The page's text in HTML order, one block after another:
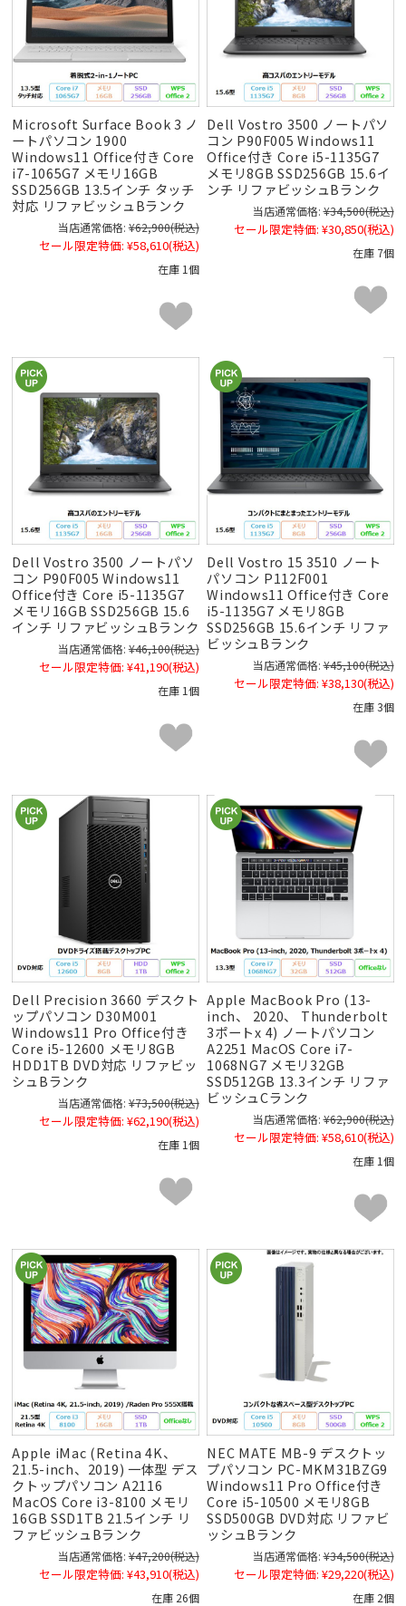
Microsoft Surface Book 3 ノ
ートパソコン 1900
Windows11 Office付き Core
i7-1065G7 メモリ16GB
SSD256GB 13.5インチ タッチ
対応 リファビッシュBランク
当店通常価格: ¥62,900(税込)
セール限定特価: ¥58,610(税込)
在庫 1個
Dell Vostro 3500 ノートパソ
コン P90F005 Windows11
Office付き Core i5-1135G7
メモリ8GB SSD256GB 15.6イ
ンチ リファビッシュBランク
当店通常価格: ¥34,500(税込)
セール限定特価: ¥30,850(税込)
在庫 7個
Dell Vostro 3500 ノートパソ
コン P90F005 Windows11
Office付き Core i5-1135G7
メモリ16GB SSD256GB 15.6
インチ リファビッシュBランク
当店通常価格: ¥46,100(税込)
セール限定特価: ¥41,190(税込)
在庫 1個
Dell Vostro 15 3510 ノート
パソコン P112F001
Windows11 Office付き Core
i5-1135G7 メモリ8GB
SSD256GB 15.6インチ リファ
ビッシュBランク
当店通常価格: ¥45,100(税込)
セール限定特価: ¥38,130(税込)
在庫 3個
Dell Precision 3660 デスクト
ップパソコン D30M001
Windows11 Pro Office付き
Core i5-12600 メモリ8GB
HDD1TB DVD対応 リファビッ
シュBランク
当店通常価格: ¥73,500(税込)
セール限定特価: ¥62,190(税込)
在庫 1個
Apple MacBook Pro (13-
inch、 2020、 Thunderbolt
3ポートx 4) ノートパソコン
A2251 MacOS Core i7-
1068NG7 メモリ32GB
SSD512GB 13.3インチ リファ
ビッシュCランク
当店通常価格: ¥62,900(税込)
セール限定特価: ¥58,610(税込)
在庫 1個
Apple iMac (Retina 4K、
21.5-inch、2019) 一体型 デス
クトップパソコン A2116
MacOS Core i3-8100 メモリ
16GB SSD1TB 21.5インチ リ
ファビッシュBランク
当店通常価格: ¥47,200(税込)
セール限定特価: ¥43,910(税込)
在庫 26個
NEC MATE MB-9 デスクトッ
プパソコン PC-MKM31BZG9
Windows11 Pro Office付き
Core i5-10500 メモリ8GB
SSD500GB DVD対応 リファビ
ッシュBランク
当店通常価格: ¥34,500(税込)
セール限定特価: ¥29,220(税込)
在庫 2個